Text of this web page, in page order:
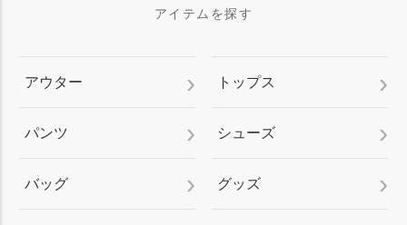
アイテムを探す
アウター トップス
パンツ シューズ
バッグ グッズ